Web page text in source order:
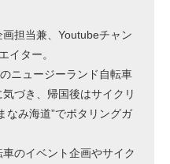
担当兼、Youtubeチャン
イター。
ニュージーランド自転車
づき、帰国後はサイクリ
なみ海道”でポタリングガ
のイベント企画やサイク